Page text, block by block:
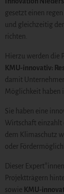
gesetzt einen
und gleichzeitig
richten.
Hierzu werden die
KMU-innovativ:
damit
Möglichkeit haben
Sie haben eine
Wirtschaft einzahlt
dem Klimaschutz
oder
Dieser
Projektträgern
sowie KMU-